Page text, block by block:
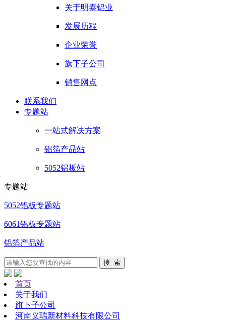
关于明泰铝业
发展历程
企业荣誉
旗下子公司
销售网点
联系我们
专题站
一站式解决方案
铝箔产品站
5052铝板站
专题站
5052铝板专题站
6061铝板专题站
铝箔产品站
首页
关于我们
旗下子公司
河南义瑞新材料科技有限公司